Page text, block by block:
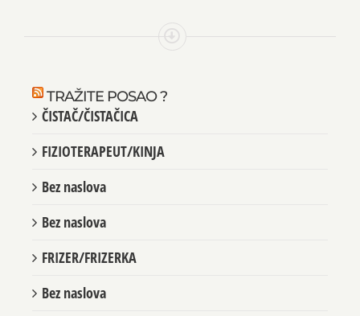
TRAŽITE POSAO ?
ČISTAČ/ČISTAČICA
FIZIOTERAPEUT/KINJA
Bez naslova
Bez naslova
FRIZER/FRIZERKA
Bez naslova